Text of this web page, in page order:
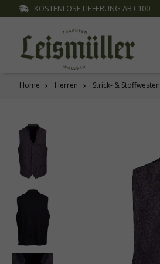
springen
KOSTENLOSE LIEFERUNG AB €100
Home Herren Strick- & Stoffwesten